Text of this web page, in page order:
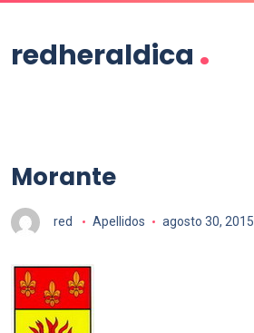
redheraldica .
Morante
red Apellidos agosto 30, 2015